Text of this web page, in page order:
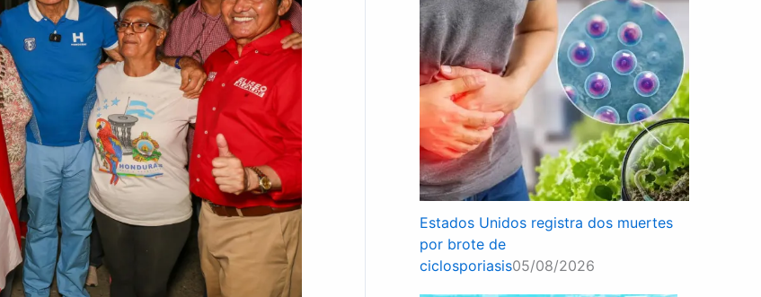
Estados Unidos registra dos muertes
por brote de
ciclosporiasis05/08/2026